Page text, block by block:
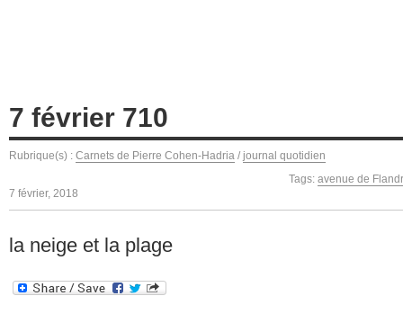
7 février 710
Rubrique(s) : Carnets de Pierre Cohen-Hadria / journal quotidien
Tags: avenue de
7 février, 2018
la neige et la plage